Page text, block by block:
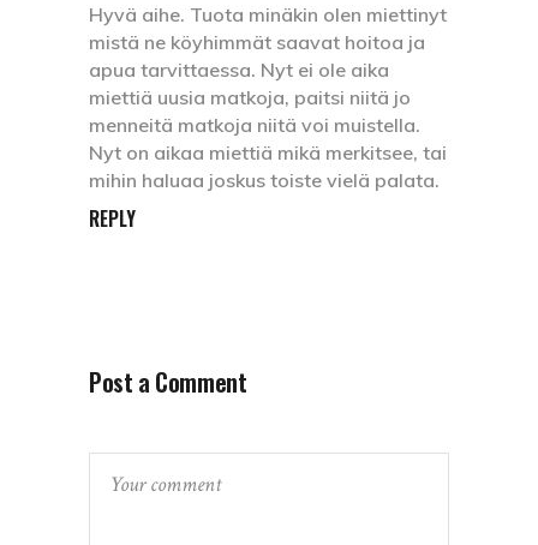
Hyvä aihe. Tuota minäkin olen miettinyt
mistä ne köyhimmät saavat hoitoa ja
apua tarvittaessa. Nyt ei ole aika
miettiä uusia matkoja, paitsi niitä jo
menneitä matkoja niitä voi muistella.
Nyt on aikaa miettiä mikä merkitsee, tai
mihin haluaa joskus toiste vielä palata.
REPLY
Post a Comment